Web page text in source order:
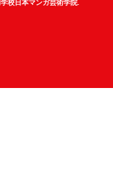
校日本マンガ芸術学院.